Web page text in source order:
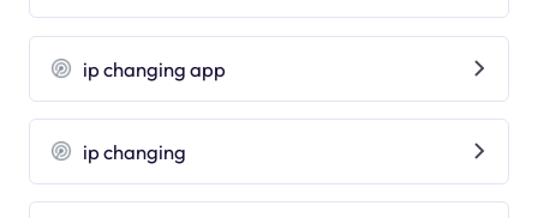
ip changing app
ip changing